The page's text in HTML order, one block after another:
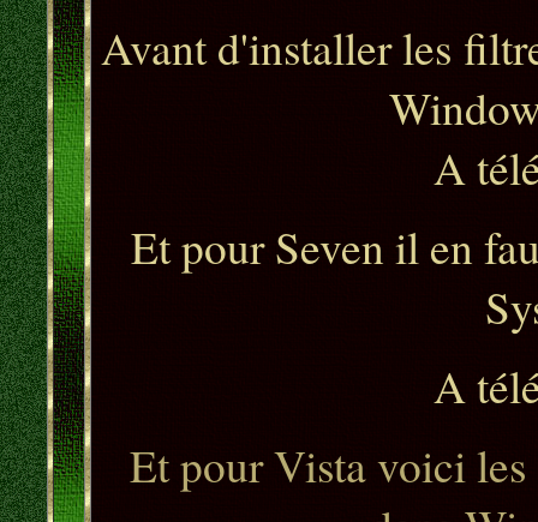
Avant d'installer les
A
Et pour Seven il en
A
Et pour Vista voici